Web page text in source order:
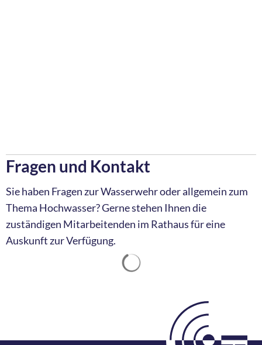
Fragen und Kontakt
Sie haben Fragen zur Wasserwehr oder allgemein zum
Thema Hochwasser? Gerne stehen Ihnen die
zuständigen Mitarbeitenden im Rathaus für eine
Auskunft zur Verfügung.